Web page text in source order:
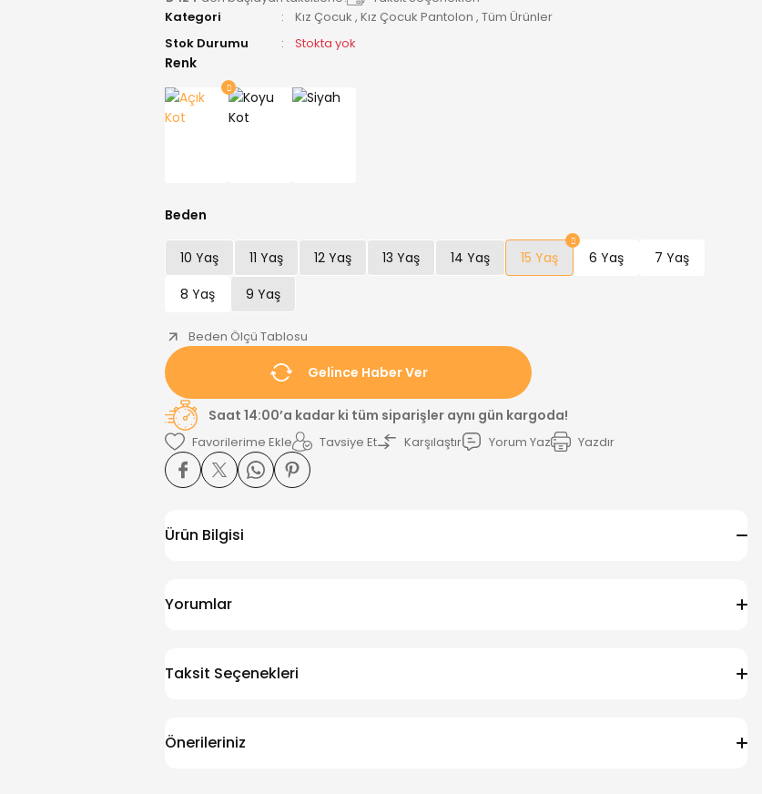
Kategori
Kız Çocuk , Kız Çocuk Pantolon , Tüm Ürünler
Stok Durumu
Stokta yok
Renk
Beden
10 Yaş 11 Yaş 12 Yaş 13 Yaş 14 Yaş 15 Yaş 6 Yaş
7 Yaş
8 Yaş
9 Yaş
Beden Ölçü Tablosu
Gelince Haber Ver
Saat 14:00’a kadar ki tüm siparişler aynı gün kargoda!
Tavsiye Et Karşılaştır Yorum Yaz Yazdır
Ürün Bilgisi
Yorumlar
Taksit Seçenekleri
Önerileriniz